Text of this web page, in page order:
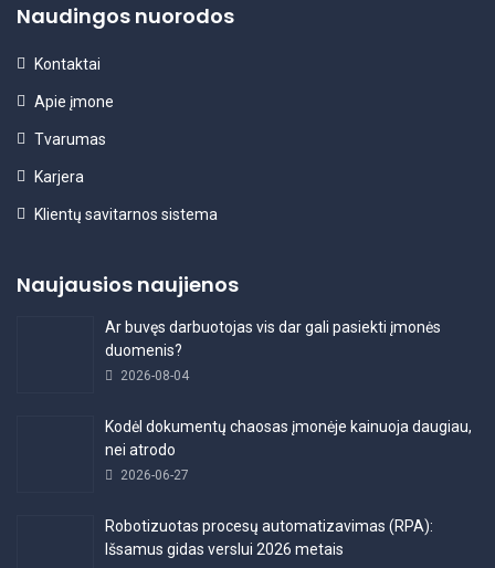
Naudingos nuorodos
Kontaktai
Apie įmone
Tvarumas
Karjera
Klientų savitarnos sistema
Naujausios naujienos
Ar buvęs darbuotojas vis dar gali pasiekti įmonės
duomenis?
2026-08-04
Kodėl dokumentų chaosas įmonėje kainuoja daugiau,
nei atrodo
2026-06-27
Robotizuotas procesų automatizavimas (RPA):
Išsamus gidas verslui 2026 metais